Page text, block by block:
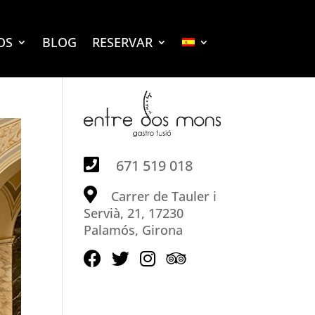
BLOG RESERVAR
671 519 018
Carrer de Tauler i
Servià, 21, 17230
Palamós, Girona